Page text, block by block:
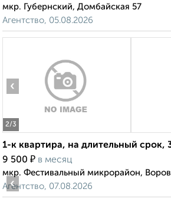
мкр. Губернский, Домбайская 57
Агентство, 05.08.2026
2/3
‹
1-к квартира, на длительный срок,
9 500 ₽ в месяц
мкр. Фестивальный микрорайон,
Агентство, 07.08.2026
‹